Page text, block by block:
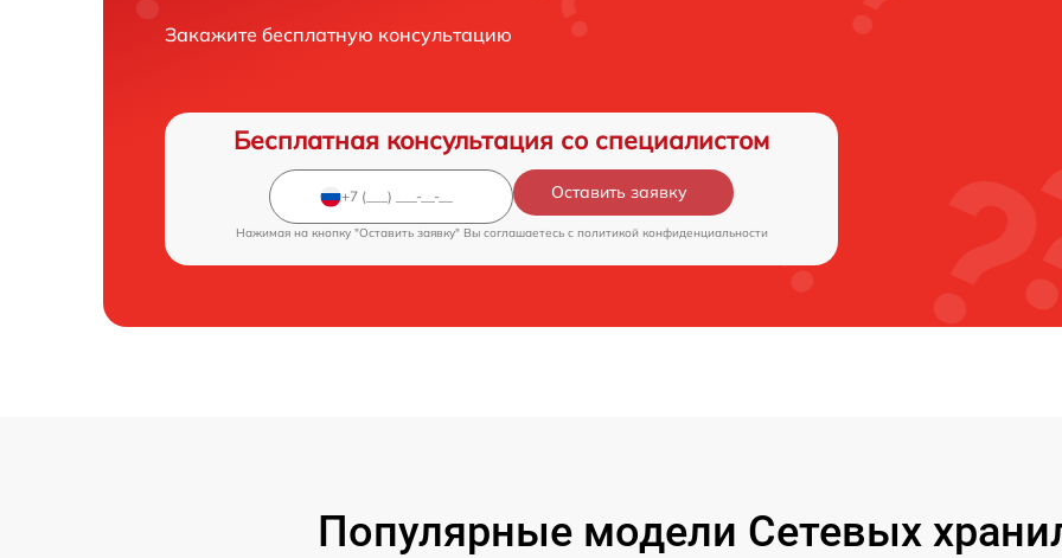
Закажите бесплатную консультацию
Бесплатная консультация со специалистом
Оставить заявку
Нажимая на кнопку "Оставить заявку" Вы соглашаетесь c политикой конфиденциальности
Популярные модели Сетевых